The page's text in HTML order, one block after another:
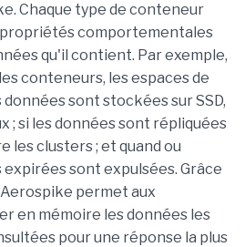
Chaque type de conteneur
comportementales
qu'il contient. Par exemple,
conteneurs, les espaces de
sont stockées sur SSD,
; si les données sont répliquées
les clusters ; et quand ou
sont expulsées. Grâce
permet aux
en mémoire les données les
pour une réponse la plus